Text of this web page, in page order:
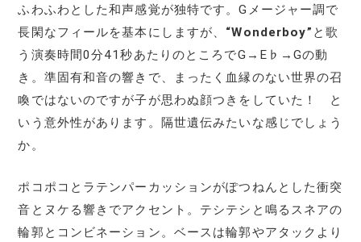
ふわふわとした和声感覚が独特です。Gメージャー調で
長閑なフィールを基本にしますが、 “Wonderboy” と歌
う演奏時間0分41秒あたりのところでG→E♭→Gの動
き。準固有和音の響きで、まったく血縁のない世界の召
喚ではないのですが子が思わぬ顔つきをしていた！ と
いう意外性があります。隔世遺伝みたいな感じでしょう
か。
ポコポコとラテンパーカッションがぽつねんとした衝突
音とヌケる響きでアクセント。テシテシと鳴るスネアの
輪郭とコンビネーション。ベースは輪郭やアタックより